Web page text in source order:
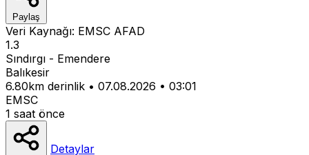
Paylaş
Veri Kaynağı: EMSC AFAD
1.3
Sındırgı - Emendere
Balıkesir
6.80km derinlik • 07.08.2026 • 03:01
EMSC
1 saat önce
Detaylar